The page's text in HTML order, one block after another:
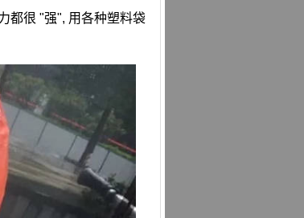
都很 "强", 用各种塑料袋